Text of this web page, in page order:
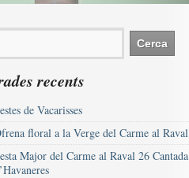
recents
de Vacarisses
floral a la Verge del Carme al Raval
Major del Carme al Raval 26 Cantada